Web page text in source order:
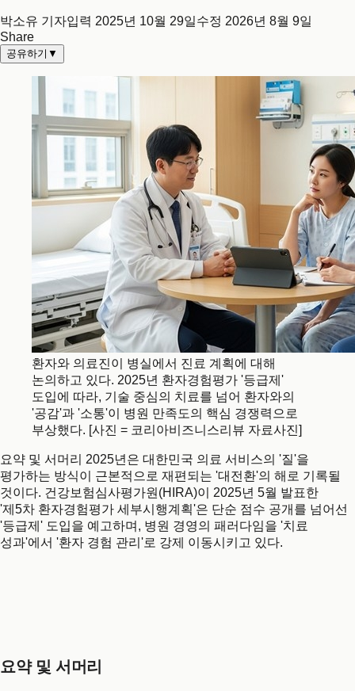
박소유 기자입력 2025년 10월 29일수정 2026년 8월 9일
Share
공유하기 ▼
환자와 의료진이 병실에서 진료 계획에 대해
논의하고 있다. 2025년 환자경험평가 '등급제'
도입에 따라, 기술 중심의 치료를 넘어 환자와의
'공감'과 '소통'이 병원 만족도의 핵심 경쟁력으로
부상했다. [사진 = 코리아비즈니스리뷰 자료사진]
요약 및 서머리 2025년은 대한민국 의료 서비스의 '질'을
평가하는 방식이 근본적으로 재편되는 '대전환'의 해로 기록될
것이다. 건강보험심사평가원(HIRA)이 2025년 5월 발표한
'제5차 환자경험평가 세부시행계획'은 단순 점수 공개를 넘어선
'등급제' 도입을 예고하며, 병원 경영의 패러다임을 '치료
성과'에서 '환자 경험 관리'로 강제 이동시키고 있다.
요약 및 서머리